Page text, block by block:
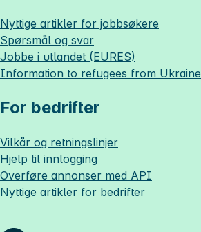
Nyttige artikler for jobbsøkere
Spørsmål og svar
Jobbe i utlandet (EURES)
Information to refugees from Ukraine
For bedrifter
Vilkår og retningslinjer
Hjelp til innlogging
Overføre annonser med API
Nyttige artikler for bedrifter